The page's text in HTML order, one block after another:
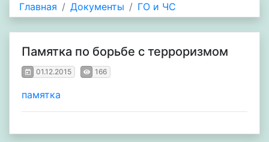
Главная Документы ГО и ЧС
Памятка по борьбе с терроризмом
01.12.2015 166
памятка